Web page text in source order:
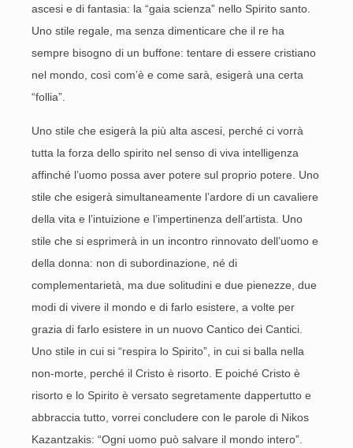
ascesi e di fantasia: la “gaia scienza” nello Spirito santo.
Uno stile regale, ma senza dimenticare che il re ha
sempre bisogno di un buffone: tentare di essere cristiano
nel mondo, così com’è e come sarà, esigerà una certa
“follia”.
Uno stile che esigerà la più alta ascesi, perché ci vorrà
tutta la forza dello spirito nel senso di viva intelligenza
affinché l’uomo possa aver potere sul proprio potere. Uno
stile che esigerà simultaneamente l’ardore di un cavaliere
della vita e l’intuizione e l’impertinenza dell’artista. Uno
stile che si esprimerà in un incontro rinnovato dell’uomo e
della donna: non di subordinazione, né di
complementarietà, ma due solitudini e due pienezze, due
modi di vivere il mondo e di farlo esistere, a volte per
grazia di farlo esistere in un nuovo Cantico dei Cantici.
Uno stile in cui si “respira lo Spirito”, in cui si balla nella
non-morte, perché il Cristo è risorto. E poiché Cristo è
risorto e lo Spirito è versato segretamente dappertutto e
abbraccia tutto, vorrei concludere con le parole di Nikos
Kazantzakis: “Ogni uomo può salvare il mondo intero”.